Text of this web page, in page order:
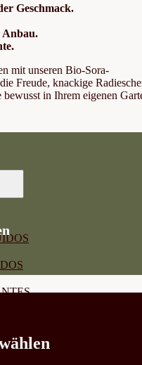
Geschmack.
Anbau.
mit unseren Bio-Sora-
Freude, knackige
in Ihrem eigenen